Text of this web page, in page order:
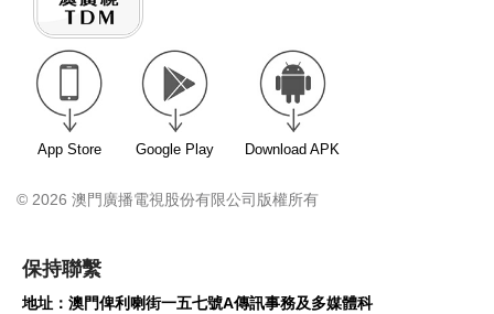
App Store Google Play Download APK
© 2026 澳門廣播電視股份有限公司版權所有
保持聯繫
地址：澳門俾利喇街一五七號A傳訊事務及多媒體科